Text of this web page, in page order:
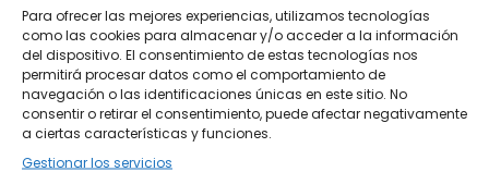
Para ofrecer las mejores experiencias, utilizamos tecnologías
como las cookies para almacenar y/o acceder a la información
del dispositivo. El consentimiento de estas tecnologías nos
permitirá procesar datos como el comportamiento de
navegación o las identificaciones únicas en este sitio. No
consentir o retirar el consentimiento, puede afectar negativamente
a ciertas características y funciones.
Gestionar los servicios